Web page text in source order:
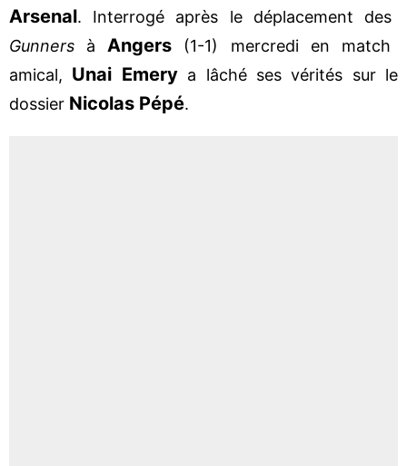
Arsenal. Interrogé après le déplacement des
Gunners à Angers (1-1) mercredi en match
amical, Unai Emerya lâché ses vérités sur le
dossier Nicolas Pépé.